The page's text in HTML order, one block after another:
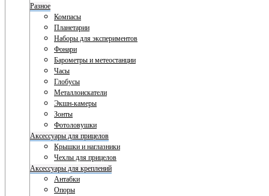
Разное
Компасы
Планетарии
Наборы для экспериментов
Фонари
Барометры и метеостанции
Часы
Глобусы
Металлоискатели
Экшн-камеры
Зонты
Фотоловушки
Аксессуары для прицелов
Крышки и наглазники
Чехлы для прицелов
Аксессуары для креплений
Антабки
Опоры